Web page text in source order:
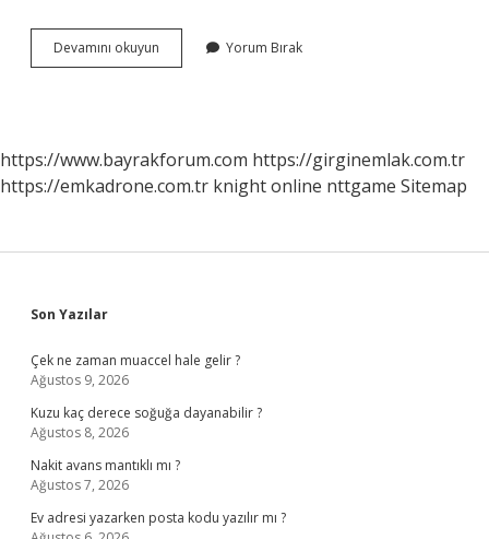
Devamını okuyun
Endokrin
Yorum Bırak
https://www.bayrakforum.com https://girginemlak.com.tr
https://emkadrone.com.tr knight online nttgame Sitemap
Sidebar
Son Yazılar
Çek ne zaman muaccel hale gelir ?
Ağustos 9, 2026
Kuzu kaç derece soğuğa dayanabilir ?
Ağustos 8, 2026
Nakit avans mantıklı mı ?
Ağustos 7, 2026
Ev adresi yazarken posta kodu yazılır mı ?